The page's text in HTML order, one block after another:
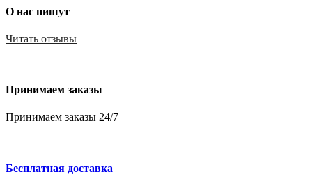
О нас пишут
Читать отзывы
Принимаем заказы
Принимаем заказы 24/7
Бесплатная доставка